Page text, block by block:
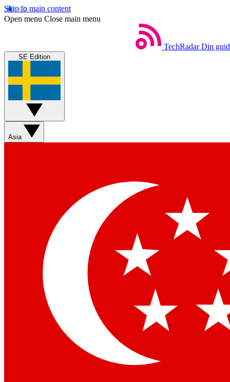
Skip to main content
Open menu Close main menu
TechRadar Din
SE Edition
Asia